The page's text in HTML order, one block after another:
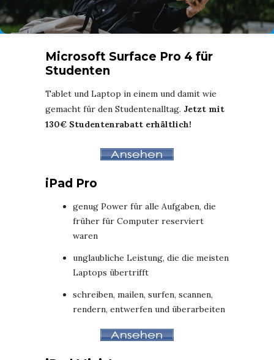
Microsoft Surface Pro 4 für
Studenten
Tablet und Laptop in einem und damit wie
gemacht für den Studentenalltag. Jetzt mit
130€ Studentenrabatt erhältlich!
iPad Pro
genug Power für alle Aufgaben, die
früher für Computer reserviert
waren
unglaubliche Leistung, die die meisten
Laptops übertrifft
schreiben, mailen, surfen, scannen,
rendern, entwerfen und überarbeiten